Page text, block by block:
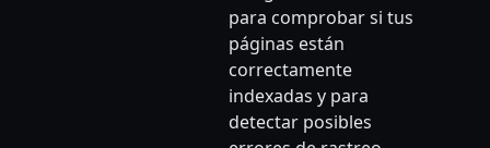
para comprobar si tus
páginas están
correctamente
indexadas y para
detectar posibles